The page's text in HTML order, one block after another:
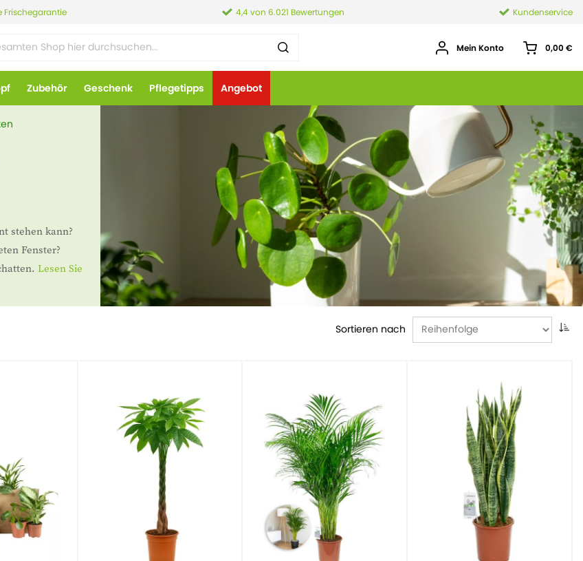
Frischegarantie 4,4 von 6.021 Bewertungen Kundenservice
Mein Konto 0,00 €
Zubehör Geschenk Pflegetipps Angebot
stehen kann?
Fenster?
Lesen Sie
Sortieren nach